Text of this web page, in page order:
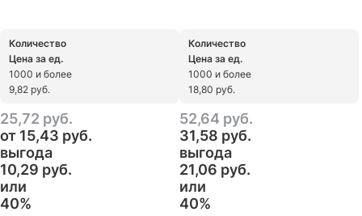
Количество
Цена за ед.
1000 и более
9,82 руб.
25,72 руб.
от 15,43 руб.
выгода
10,29 руб.
или
40%
Количество
Цена за ед.
1000 и более
18,80 руб.
52,64 руб.
31,58 руб.
выгода
21,06 руб.
или
40%